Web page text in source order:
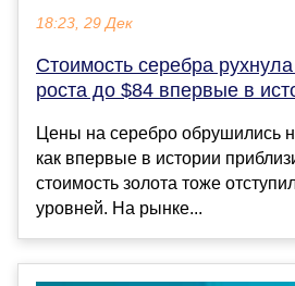
18:23, 29 Дек
Стоимость серебра
роста до $84 впервые в
Цены на серебро обрушились
как впервые в истории
стоимость золота тоже
уровней. На рынке...